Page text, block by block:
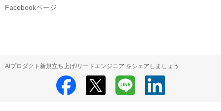
Facebookページ
AIプロダクト新規立ち上げ/リードエンジニア をシェアしましょう